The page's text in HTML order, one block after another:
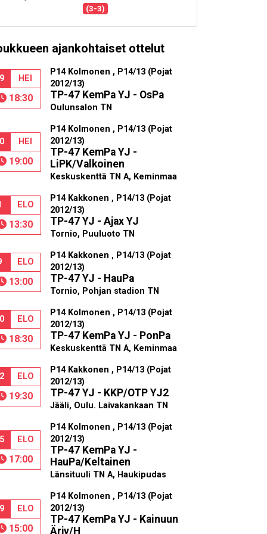
(3-3)
ajankohtaiset ottelut
HEI
18:30
P14 Kolmonen , P14/13 (Pojat
2012/13)
TP-47 KemPa YJ - OsPa
Oulunsalon TN
HEI
19:00
P14 Kolmonen , P14/13 (Pojat
2012/13)
TP-47 KemPa YJ -
LiPK/Valkoinen
Keskuskenttä TN A, Keminmaa
ELO
13:30
P14 Kakkonen , P14/13 (Pojat
2012/13)
TP-47 YJ - Ajax YJ
Tornio, Puuluoto TN
ELO
13:00
P14 Kakkonen , P14/13 (Pojat
2012/13)
TP-47 YJ - HauPa
Tornio, Pohjan stadion TN
ELO
18:30
P14 Kolmonen , P14/13 (Pojat
2012/13)
TP-47 KemPa YJ - PonPa
Keskuskenttä TN A, Keminmaa
ELO
19:30
P14 Kakkonen , P14/13 (Pojat
2012/13)
TP-47 YJ - KKP/OTP YJ2
Jääli, Oulu. Laivakankaan TN
ELO
17:00
P14 Kolmonen , P14/13 (Pojat
2012/13)
TP-47 KemPa YJ -
HauPa/Keltainen
Länsituuli TN A, Haukipudas
ELO
15:00
P14 Kolmonen , P14/13 (Pojat
2012/13)
TP-47 KemPa YJ - Kainuun
Ärjy/H